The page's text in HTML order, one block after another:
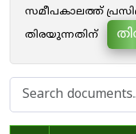
സമീപകാലത്ത്
തിരയുന്നതിന്